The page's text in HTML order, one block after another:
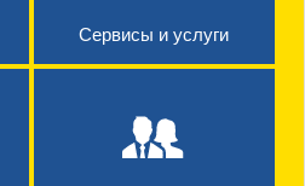
Сервисы и услуги